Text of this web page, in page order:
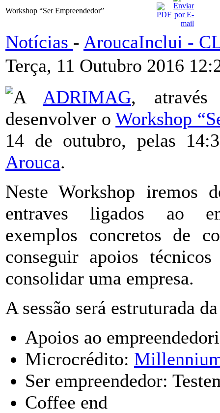
Workshop “Ser Empreendedor”
Notícias - AroucaInclui -
Terça, 11 Outubro 2016
A ADRIMAG,
desenvolver oWorkshop
14 de outubro, pelas
Arouca.
Neste Workshop iremos
entraves ligados ao
exemplos concretos de
conseguir apoios
consolidar uma empresa.
A sessão será estruturada
Apoios ao
Microcrédito:
Ser empreendedor:
Coffee end